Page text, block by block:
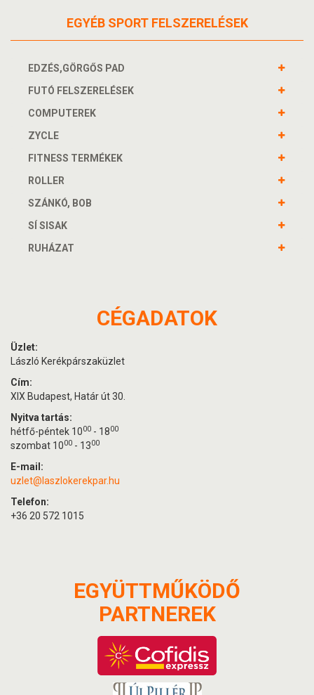
EGYÉB SPORT FELSZERELÉSEK
EDZÉS,GÖRGŐS PAD
FUTÓ FELSZERELÉSEK
COMPUTEREK
ZYCLE
FITNESS TERMÉKEK
ROLLER
SZÁNKÓ, BOB
SÍ SISAK
RUHÁZAT
CÉGADATOK
Üzlet:
László Kerékpárszaküzlet
Cím:
XIX Budapest, Határ út 30.
Nyitva tartás:
hétfő-péntek 1000 - 1800
szombat 1000 - 1300
E-mail:
uzlet@laszlokerekpar.hu
Telefon:
+36 20 572 1015
EGYÜTTMŰKÖDŐ
PARTNEREK